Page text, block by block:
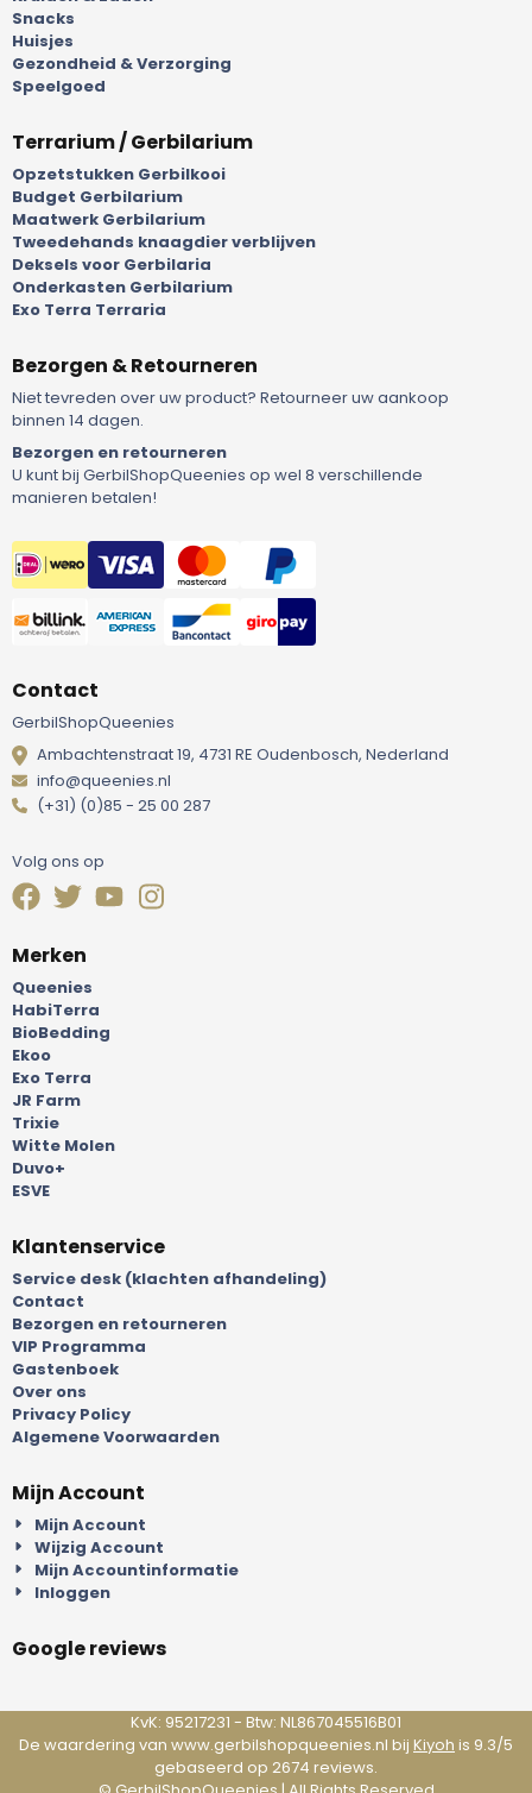
Snacks
Huisjes
Gezondheid & Verzorging
Speelgoed
Terrarium / Gerbilarium
Opzetstukken Gerbilkooi
Budget Gerbilarium
Maatwerk Gerbilarium
Tweedehands knaagdier verblijven
Deksels voor Gerbilaria
Onderkasten Gerbilarium
Exo Terra Terraria
Bezorgen & Retourneren
Niet tevreden over uw product? Retourneer uw aankoop
binnen 14 dagen.
Bezorgen en retourneren
U kunt bij GerbilShopQueenies op wel 8 verschillende
manieren betalen!
Contact
GerbilShopQueenies
Ambachtenstraat 19, 4731 RE Oudenbosch, Nederland
info@queenies.nl
(+31) (0)85 - 25 00 287
Volg ons op
Merken
Queenies
HabiTerra
BioBedding
Ekoo
Exo Terra
JR Farm
Trixie
Witte Molen
Duvo+
ESVE
Klantenservice
Service desk (klachten afhandeling)
Contact
Bezorgen en retourneren
VIP Programma
Gastenboek
Over ons
Privacy Policy
Algemene Voorwaarden
Mijn Account
Mijn Account
Wijzig Account
Mijn Accountinformatie
Inloggen
Google reviews
KvK: 95217231 - Btw: NL867045516B01
De waardering van www.gerbilshopqueenies.nl bij Kiyoh is 9.3/5
gebaseerd op 2674 reviews.